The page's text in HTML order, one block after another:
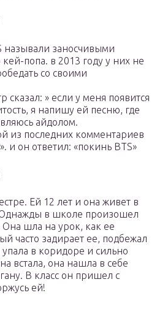
называли заносчивыми
попа. в 2013 году у них не
со своими
сказал: » если у меня появится
я напишу ей песню, где
айдолом.
из последних комментариев
и он ответил: «покинь BTS»
Ей 12 лет и она живет в
в школе произошел
Она шла на урок, как ее
часто задирает ее, подбежал
в коридоре и сильно
встала, она нашла в себе
В класс он пришел с
ей!